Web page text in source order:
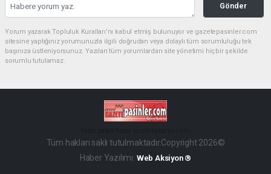
Gönder
Yorum yazarak Topluluk Kuralları’nı kabul etmiş bulunuyor ve gazetepasinler.com
sitesine yaptığınız yorumunuzla ilgili doğrudan veya dolaylı tüm sorumluluğu tek
başınıza üstleniyorsunuz. Yazılan tüm yorumlardan site yönetimi hiçbir şekilde
sorumlu tutulamaz.
Tüm hakları saklı tutulmaktadır.Copyright 2026©
Haber Yazılımı: Web Aksiyon ®